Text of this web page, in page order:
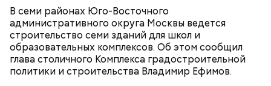
В семи районах Юго-Восточного
административного округа Москвы ведется
строительство семи зданий для школ и
образовательных комплексов. Об этом сообщил
глава столичного Комплекса градостроительной
политики и строительства Владимир Ефимов.
Новые образовательные объекты появятся в
шаговой доступности от жилых кварталов.
Благодаря этому снизится нагрузка на
существующие учебные организации, обучение
будет проходить в комфортных условиях, появятся
новые образовательные возможности.
мероприятий. По завершении строительства
застройщик передаст здание городу.
СТРОИТЕЛЬСТВО
ВЛАДИМИР ЕФИМОВ